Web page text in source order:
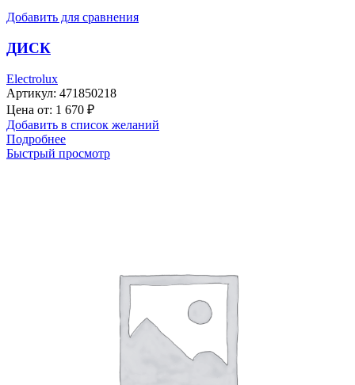
Добавить для сравнения
ДИСК
Electrolux
Артикул: 471850218
Цена от: 1 670 ₽
Добавить в список желаний
Подробнее
Быстрый просмотр